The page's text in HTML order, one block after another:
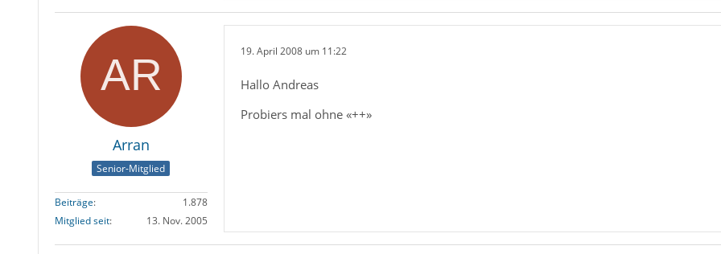
Arran
Senior-Mitglied
Beiträge
1.878
Mitglied seit
13. Nov. 2005
19. April 2008 um 11:22
Hallo Andreas
Probiers mal ohne «++»